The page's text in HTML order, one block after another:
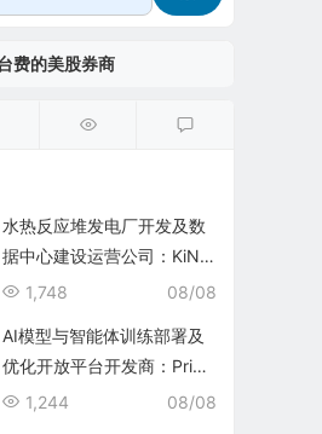
费的美股券商
水热反应堆发电厂开发及数
据中心建设运营公司：KiNR
G, Inc.
08/08
1,748
AI模型与智能体训练部署及
优化开放平台开发商：Prim
e Intellect, Inc.
08/08
1,244